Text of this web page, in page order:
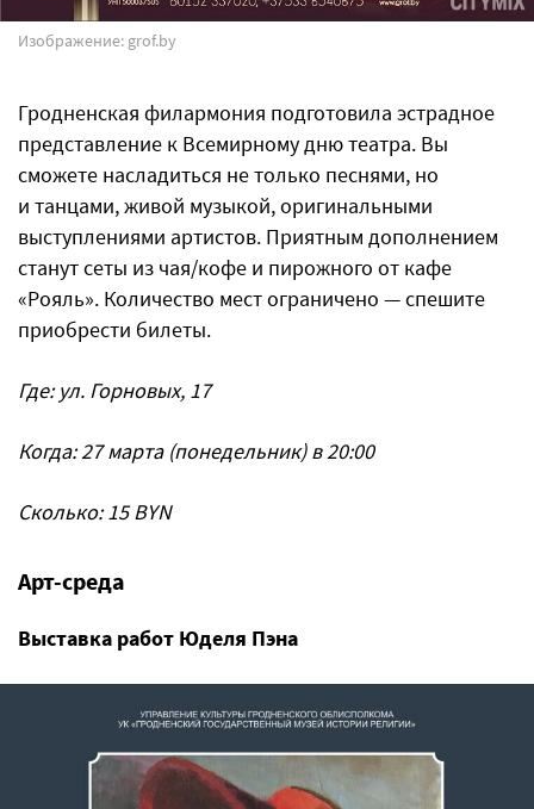
Изображение: grof.by
Гродненская филармония подготовила эстрадное
представление к Всемирному дню театра. Вы
сможете насладиться не только песнями, но
и танцами, живой музыкой, оригинальными
выступлениями артистов. Приятным дополнением
станут сеты из чая/кофе и пирожного от кафе
«Рояль». Количество мест ограничено — спешите
приобрести билеты.
Где: ул. Горновых, 17
Когда: 27 марта (понедельник) в 20:00
Сколько: 15 BYN
Арт-среда
Выставка работ Юделя Пэна